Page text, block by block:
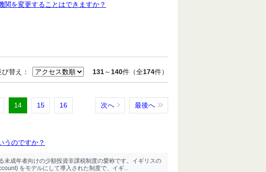
関を変更することはできますか？
び替え： 131～ 140件（全174件）
14 15 16 次へ 最後へ
うのですか？
未成年者向けの少額投資非課税制度の愛称です。イギリスの
をモデルにして導入された制度で、イギ...